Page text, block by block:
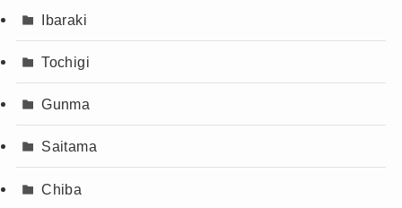
Ibaraki
Tochigi
Gunma
Saitama
Chiba